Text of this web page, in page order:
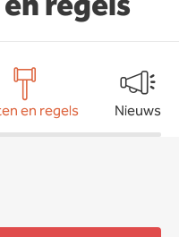
en regels Nieuws